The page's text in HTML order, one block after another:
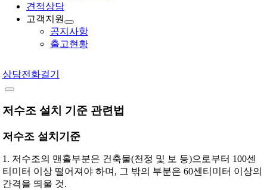
견적상담
고객지원
공지사항
출고현황
상담전화걸기
저수조 설치 기준 관련법
저수조 설치기준
1. 저수조의 맨홀부분은 건축물(천정 및 보 등)으로부터 100센
티미터 이상 떨어져야 하며, 그 밖의 부분은 60센티미터 이상의
간격을 띄울 것.